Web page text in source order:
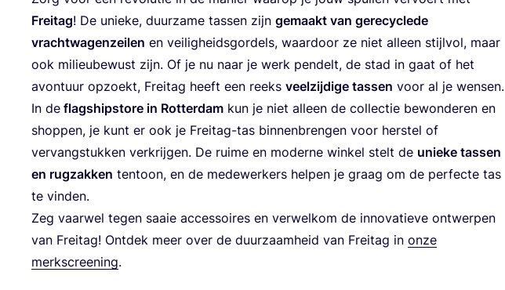
Frei­tag! De unie­ke, duur­za­me tas­sen zijn gemaakt van gere­cy­cle­de
vracht­wa­gen­zei­len en vei­lig­heids­gor­dels, waar­door ze niet alleen stijl­vol, maar
ook mili­eu­be­wust zijn. Of je nu naar je werk pen­delt, de stad in gaat of het
avon­tuur opzoekt, Frei­tag heeft een reeks veel­zij­di­ge tas­sen voor al je wensen.
In de flagship­sto­re in Rot­ter­dam kun je niet alleen de col­lec­tie bewon­de­ren en
shop­pen, je kunt er ook je Frei­tag-tas bin­nen­bren­gen voor her­stel of
ver­vang­stuk­ken ver­krij­gen. De rui­me en moder­ne win­kel stelt de unie­ke tas­sen
en rug­zak­ken ten­toon, en de mede­wer­kers hel­pen je graag om de per­fec­te tas
te vinden.
Zeg vaar­wel tegen saaie acces­soi­res en ver­wel­kom de inno­va­tie­ve ont­wer­pen
van Frei­tag! Ont­dek meer over de duur­zaam­heid van Frei­tag in onze
merks­cree­ning.